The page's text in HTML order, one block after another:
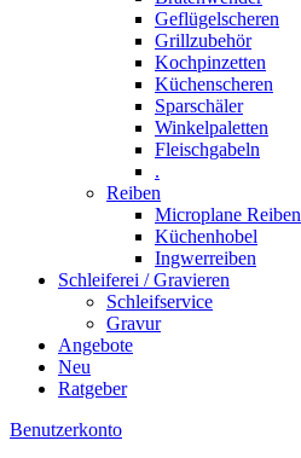
Geflügelscheren
Grillzubehör
Kochpinzetten
Küchenscheren
Sparschäler
Winkelpaletten
Fleischgabeln
.
Reiben
Microplane Reiben
Küchenhobel
Ingwerreiben
Schleiferei / Gravieren
Schleifservice
Gravur
Angebote
Neu
Ratgeber
Benutzerkonto